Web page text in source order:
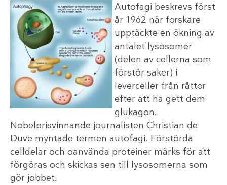
Autofagi beskrevs först
år 1962 när forskare
upptäckte en ökning av
antalet lysosomer
(delen av cellerna som
förstör saker) i
leverceller från råttor
efter att ha gett dem
glukagon.
Nobelprisvinnande journalisten Christian de
Duve myntade termen autofagi. Förstörda
celldelar och oanvända proteiner märks för att
förgöras och skickas sen till lysosomerna som
gör jobbet.